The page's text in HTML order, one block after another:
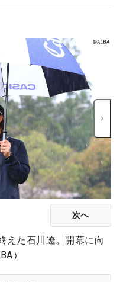
次へ
えた石川遼。開幕に向
）